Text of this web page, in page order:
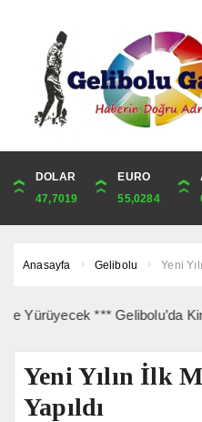
DOLAR
47,7019
EURO
55,0284
ONS
4,314,08
ALTIN
6,617,22
Anasayfa Gelibolu Yeni
*** Gelibolu’da
Yeni Yılın İlk
Yapıldı